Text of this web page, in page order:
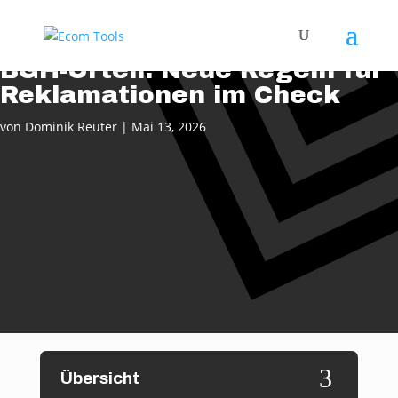
BGH-Urteil: Neue Regeln für
Reklamationen im Check
von Dominik Reuter | Mai 13, 2026
Übersicht 3